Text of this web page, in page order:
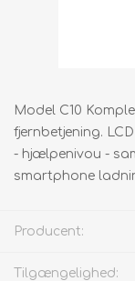
Model C10
fjernbetjening.
- hjælpenivou -
smartphone
Producent:
Tilgængelighed: